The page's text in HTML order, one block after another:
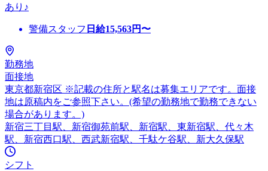
あり♪
警備スタッフ 日給15,563円〜
勤務地
面接地
東京都新宿区 ※記載の住所と駅名は募集エリアです。面接
地は原稿内をご参照下さい。(希望の勤務地で勤務できない
場合があります。)
新宿三丁目駅、新宿御苑前駅、新宿駅、東新宿駅、代々木
駅、新宿西口駅、西武新宿駅、千駄ケ谷駅、新大久保駅
シフト